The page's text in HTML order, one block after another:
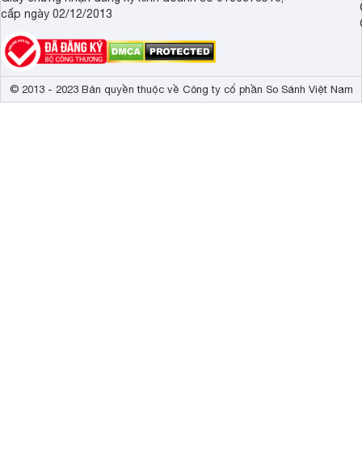
cấp ngày 02/12/2013
© 2013 - 2023 Bản quyền thuộc về Công ty cổ phần So Sánh Việt Nam